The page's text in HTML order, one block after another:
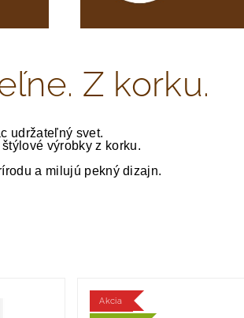
Z korku.
udržateľný svet.
výrobky z korku.
a milujú pekný dizajn.
Akcia